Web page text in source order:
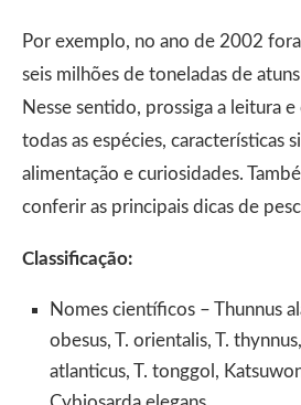
Por exemplo, no ano de 2002
seis milhões de toneladas de
Nesse sentido, prossiga a leitura
todas as espécies, características
alimentação e curiosidades.
conferir as principais dicas de
Classificação:
Nomes científicos – Thunnus
obesus, T. orientalis, T.
atlanticus, T. tonggol,